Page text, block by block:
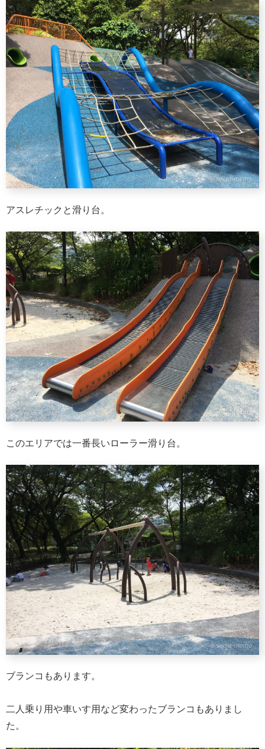
アスレチックと滑り台。
このエリアでは一番長いローラー滑り台。
ブランコもあります。
二人乗り用や車いす用など変わったブランコもありまし
た。